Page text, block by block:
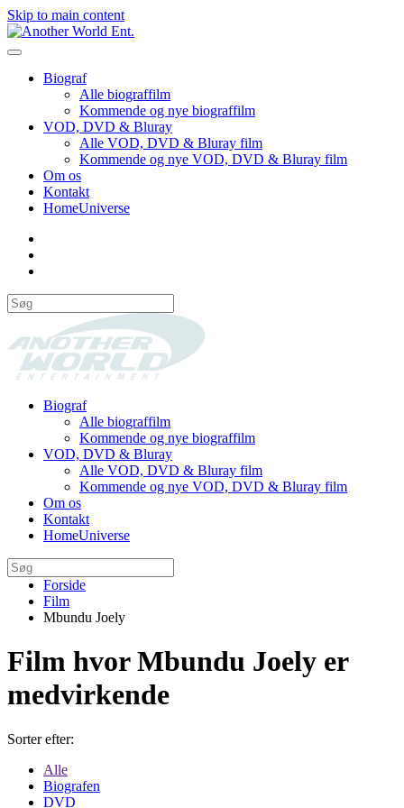
Skip to main content
Biograf
Alle biograffilm
Kommende og nye biograffilm
VOD, DVD & Bluray
Alle VOD, DVD & Bluray film
Kommende og nye VOD, DVD & Bluray film
Om os
Kontakt
HomeUniverse
Biograf
Alle biograffilm
Kommende og nye biograffilm
VOD, DVD & Bluray
Alle VOD, DVD & Bluray film
Kommende og nye VOD, DVD & Bluray film
Om os
Kontakt
HomeUniverse
Forside
Film
Mbundu Joely
Film hvor Mbundu Joely er
medvirkende
Sorter efter:
Alle
Biografen
DVD